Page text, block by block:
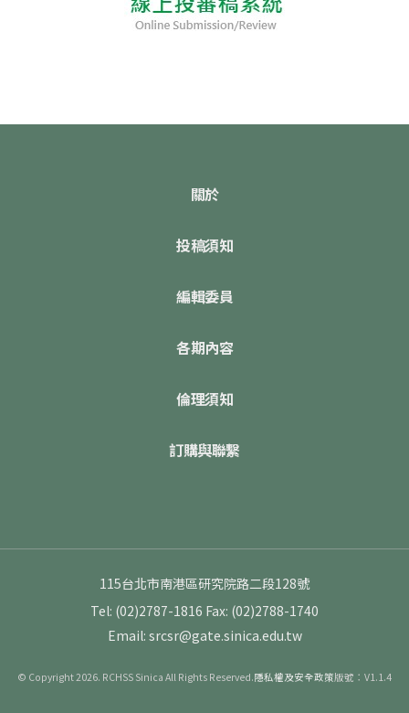
關於
投稿須知
編輯委員
各期內容
倫理須知
訂購與聯繫
115台北市南港區研究院路二段128號
Tel: (02)2787-1816 Fax: (02)2788-1740
Email: srcsr@gate.sinica.edu.tw
© Copyright 2026. RCHSS Sinica All Rights Reserved.隱私權及安全政策版號：V1.1.4